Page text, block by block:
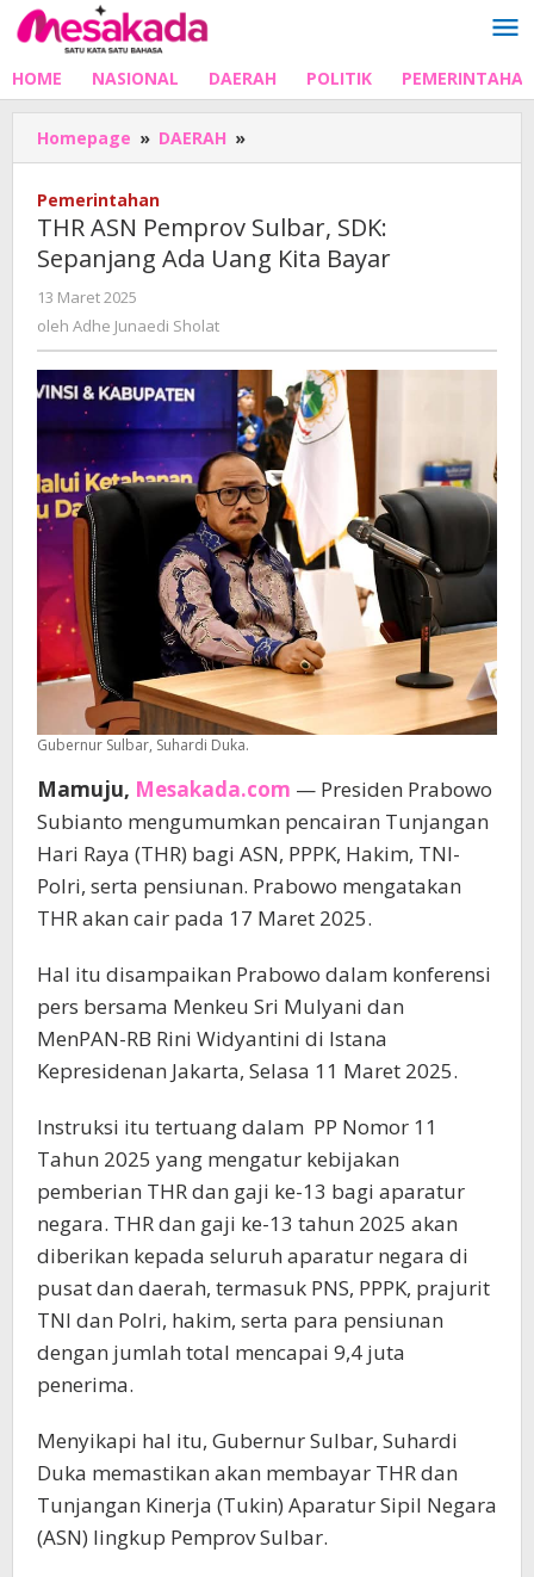
Lewati
ke
HOME NASIONAL DAERAH POLITIK
Homepage » DAERAH »
ASN
SDK:
Sepanjang
Pemerintahan
THR ASN Pemprov Sulbar, SDK:
Sepanjang Ada Uang Kita Bayar
13 Maret 2025
Adhe
oleh Adhe Junaedi Sholat
Gubernur Sulbar, Suhardi Duka.
Mamuju, Mesakada.com — Presiden Prabowo
Subianto mengumumkan pencairan Tunjangan
Hari Raya (THR) bagi ASN, PPPK, Hakim, TNI-
Polri, serta pensiunan. Prabowo mengatakan
THR akan cair pada 17 Maret 2025.
Hal itu disampaikan Prabowo dalam konferensi
pers bersama Menkeu Sri Mulyani dan
MenPAN-RB Rini Widyantini di Istana
Kepresidenan Jakarta, Selasa 11 Maret 2025.
Instruksi itu tertuang dalam PP Nomor 11
Tahun 2025 yang mengatur kebijakan
pemberian THR dan gaji ke-13 bagi aparatur
negara. THR dan gaji ke-13 tahun 2025 akan
diberikan kepada seluruh aparatur negara di
pusat dan daerah, termasuk PNS, PPPK, prajurit
TNI dan Polri, hakim, serta para pensiunan
dengan jumlah total mencapai 9,4 juta
penerima.
Menyikapi hal itu, Gubernur Sulbar, Suhardi
Duka memastikan akan membayar THR dan
Tunjangan Kinerja (Tukin) Aparatur Sipil Negara
(ASN) lingkup Pemprov Sulbar.